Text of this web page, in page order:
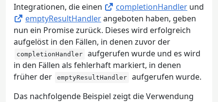
Integrationen, die einen completionHandler und
emptyResultHandlerangeboten haben, geben
nun ein Promise zurück. Dieses wird erfolgreich
aufgelöst in den Fällen, in denen zuvor der
completionHandler
aufgerufen wurde und es wird
in den Fällen als fehlerhaft markiert, in denen
früher der
emptyResultHandler
aufgerufen wurde.
Das nachfolgende Beispiel zeigt die Verwendung